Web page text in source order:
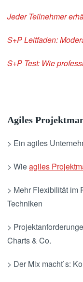
Jeder Teilnehmer
S+P Leitfaden:
S+P Test: Wie
Agiles
> Ein agiles
> Wieagiles
> Mehr Flexibilität im
Techniken
>
Charts & Co.
> Der Mix macht`s: